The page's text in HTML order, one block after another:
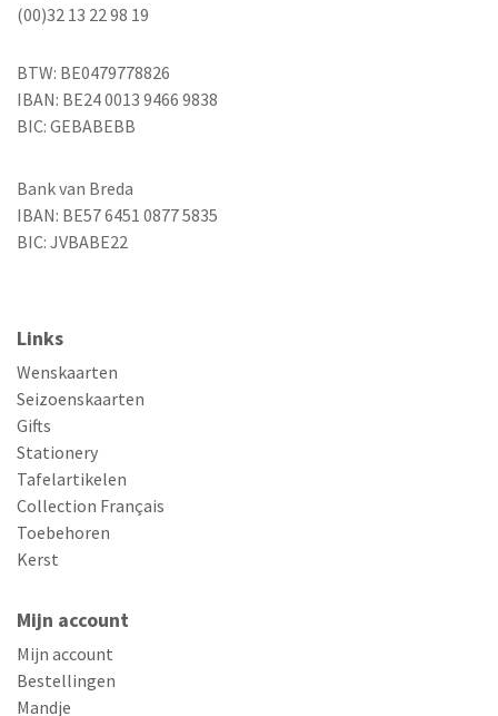
(00)32 13 22 98 19
BTW: BE0479778826
IBAN: BE24 0013 9466 9838
BIC: GEBABEBB
Bank van Breda
IBAN: BE57 6451 0877 5835
BIC: JVBABE22
Links
Wenskaarten
Seizoenskaarten
Gifts
Stationery
Tafelartikelen
Collection Français
Toebehoren
Kerst
Mijn account
Mijn account
Bestellingen
Mandje